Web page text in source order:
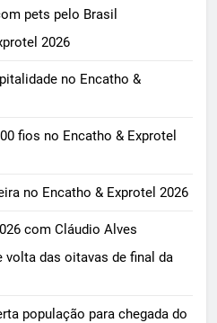
pets pelo Brasil
2026
no Encatho &
fios no Encatho & Exprotel
no Encatho & Exprotel 2026
com Cláudio Alves
das oitavas de final da
população para chegada do